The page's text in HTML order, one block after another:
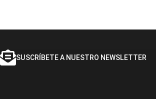
SUSCRÍBETE A NUESTRO NEWSLETTER